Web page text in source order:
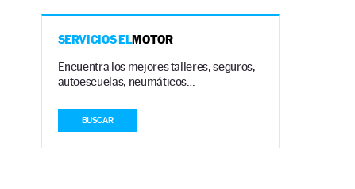
SERVICIOS ELMOTOR
Encuentra los mejores talleres, seguros,
autoescuelas, neumáticos…
BUSCAR